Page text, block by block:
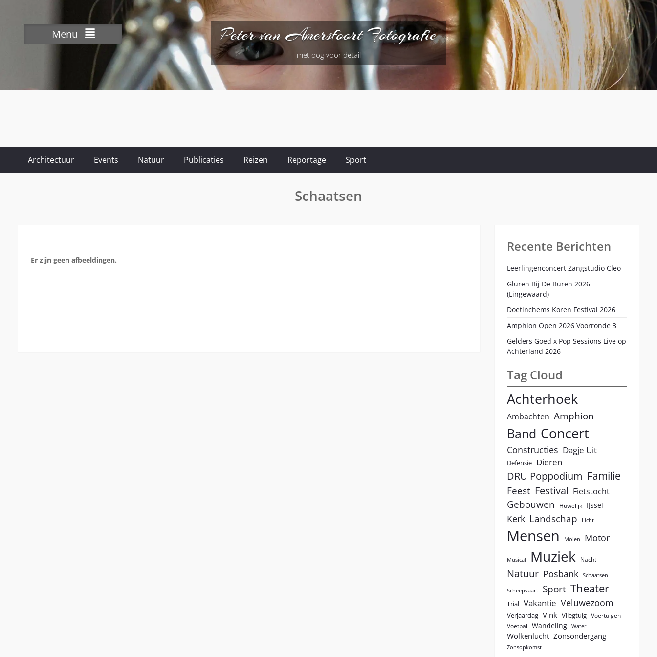
Menu Peter van Amersfoort Fotografie
met oog voor detail
Architectuur Events Natuur Publicaties Reizen Reportage Sport
Schaatsen
Er zijn geen afbeeldingen.
Recente Berichten
Leerlingenconcert Zangstudio Cleo
Gluren Bij De Buren 2026
(Lingewaard)
Doetinchems Koren Festival 2026
Amphion Open 2026 Voorronde 3
Gelders Goed x Pop Sessions Live op
Achterland 2026
Tag Cloud
Achterhoek
Ambachten Amphion
Band Concert
Constructies Dagje Uit
Defensie Dieren
DRU Poppodium Familie
Feest Festival Fietstocht
Gebouwen Huwelijk IJssel
Kerk Landschap Licht
Mensen Molen Motor
Musical Muziek Nacht
Natuur Posbank Schaatsen
Scheepvaart Sport Theater
Trial Vakantie Veluwezoom
Verjaardag Vink Vliegtuig Voertuigen
Voetbal
Wandeling Water
Wolkenlucht Zonsondergang
Zonsopkomst